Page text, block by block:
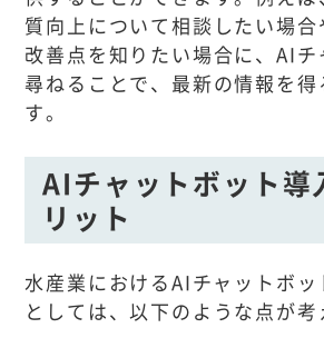
質向上について相談したい場合
改善点を知りたい場合に、AIチ
尋ねることで、最新の情報を得
す。
AIチャットボット導
リット
水産業におけるAIチャットボッ
としては、以下のような点が考